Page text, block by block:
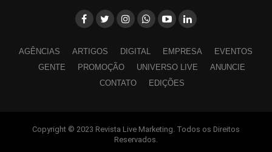
AGÊNCIAS ARTIGOS DIGITAL EMPRESA
EVENTOS
GENTE
PROMOÇÃO UNIVERSO LIVE
ANUNCIE
CONTATO
EDIÇÕES
Copyright © 2023 Revista Live Marketing. Todos os Direitos
Reservados.
WhatsAppFacebook LinkedInPinterest